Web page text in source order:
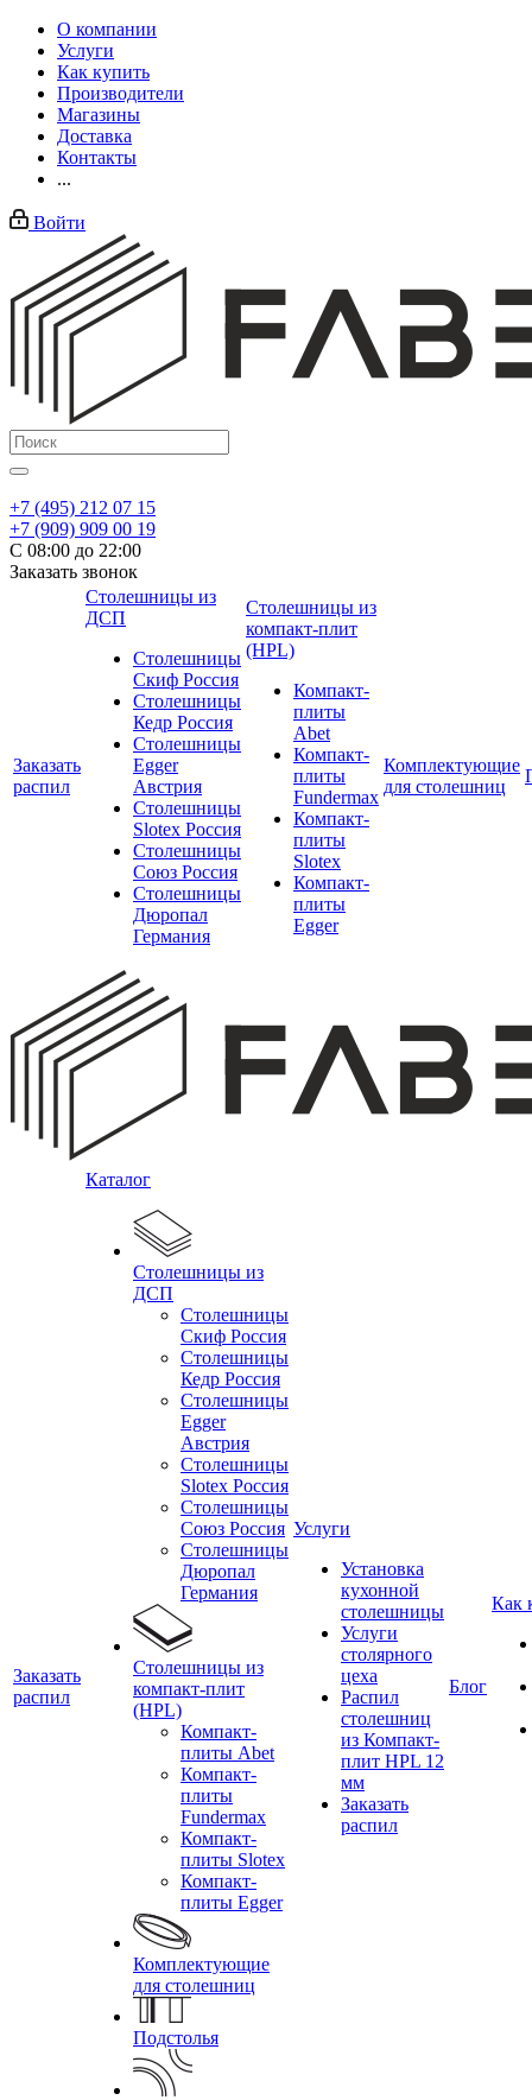
О компании
Услуги
Как купить
Производители
Магазины
Доставка
Контакты
...
Войти
+7 (495) 212 07 15
+7 (909) 909 00 19
С 08:00 до 22:00
Заказать звонок
Заказать
распил
Столешницы из
ДСП
Столешницы
Скиф Россия
Столешницы
Кедр Россия
Столешницы
Egger
Австрия
Столешницы
Slotex Россия
Столешницы
Союз Россия
Столешницы
Дюропал
Германия
Столешницы из
компакт-плит
(HPL)
Компакт-
плиты
Abet
Компакт-
плиты
Fundermax
Компакт-
плиты
Slotex
Компакт-
плиты
Egger
Комплектующие
для столешниц
Заказать
распил
Каталог
Столешницы из
ДСП
Столешницы
Скиф Россия
Столешницы
Кедр Россия
Столешницы
Egger
Австрия
Столешницы
Slotex Россия
Столешницы
Союз Россия
Столешницы
Дюропал
Германия
Столешницы из
компакт-плит
(HPL)
Компакт-
плиты Abet
Компакт-
плиты
Fundermax
Компакт-
плиты Slotex
Компакт-
плиты Egger
Комплектующие
для столешниц
Подстолья
Услуги
Установка
кухонной
столешницы
Услуги
столярного
цеха
Распил
столешниц
из Компакт-
плит HPL 12
мм
Заказать
распил
Блог
Как